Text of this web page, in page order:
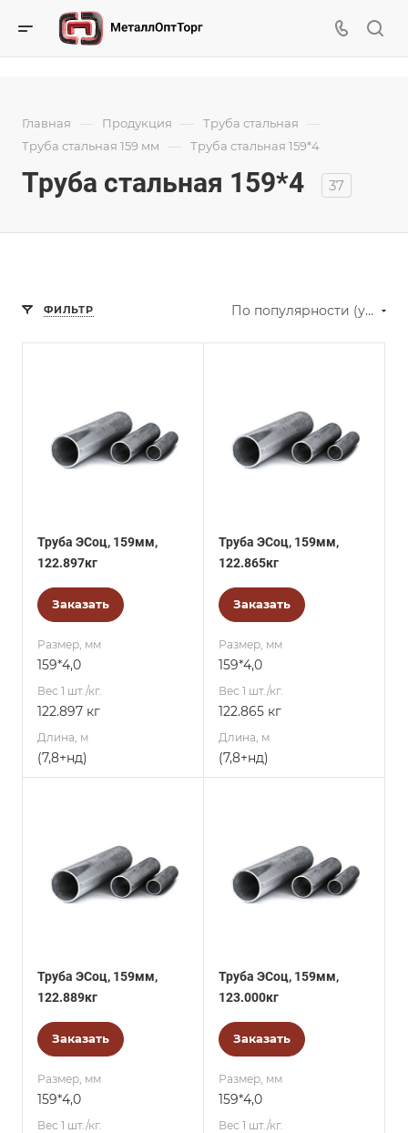
Главная — Продукция — Труба стальная —
Труба стальная 159 мм — Труба стальная 159*4
Труба стальная 159*4 37
ФИЛЬТР По популярности (убывание)
Труба ЭСоц, 159мм,
122.897кг
Заказать
Размер, мм
159*4,0
Вес 1 шт./кг.
122.897 кг
Длина, м
(7,8+нд)
Труба ЭСоц, 159мм,
122.865кг
Заказать
Размер, мм
159*4,0
Вес 1 шт./кг.
122.865 кг
Длина, м
(7,8+нд)
Труба ЭСоц, 159мм,
122.889кг
Заказать
Размер, мм
159*4,0
Вес 1 шт./кг.
Труба ЭСоц, 159мм,
123.000кг
Заказать
Размер, мм
159*4,0
Вес 1 шт./кг.